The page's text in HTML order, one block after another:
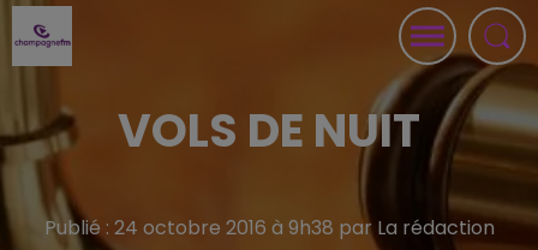
VOLS DE NUIT
Publié : 24 octobre 2016 à 9h38 par La rédaction